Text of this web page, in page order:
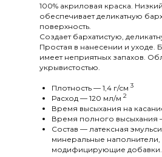
100% акриловая краска.
обеспечивает деликатную
поверхность.
Создает бархатистую,
Простая в нанесении и уходе.
имеет неприятных запахов.
укрывистостью.
Плотность — 1,4 г/cм 3
Расход — 120 мл/м 2
Время высыхания на
Время полного высыхания
Состав — латексная
минеральные наполнители,
модифицирующие добавки.